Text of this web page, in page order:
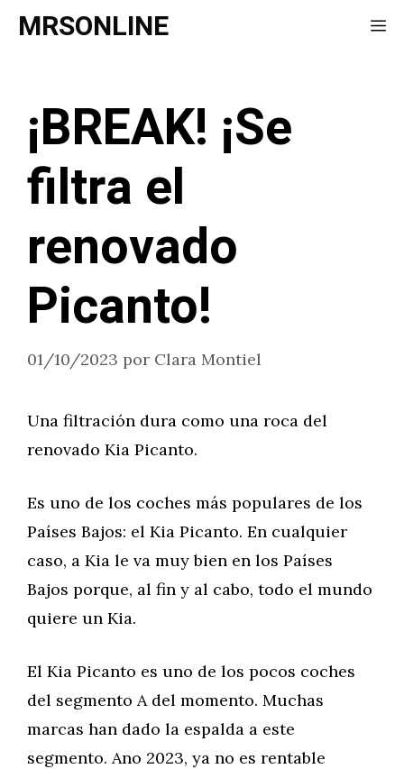
Saltar
MRSONLINE
¡BREAK! ¡Se
filtra el
renovado
Picanto!
01/10/2023 por Clara Montiel
Una filtración dura como una roca del
renovado Kia Picanto.
Es uno de los coches más populares de los
Países Bajos: el Kia Picanto. En cualquier
caso, a Kia le va muy bien en los Países
Bajos porque, al fin y al cabo, todo el mundo
quiere un Kia.
El Kia Picanto es uno de los pocos coches
del segmento A del momento. Muchas
marcas han dado la espalda a este
segmento. Ano 2023, ya no es rentable